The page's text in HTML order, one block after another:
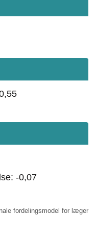
-0,07
fordelingsmodel for læger